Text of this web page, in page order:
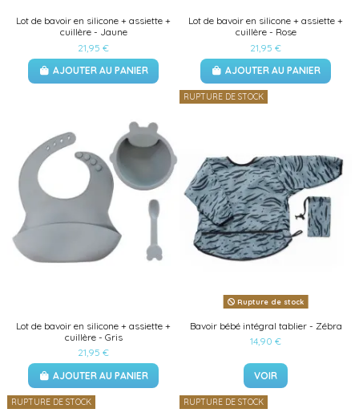
Lot de bavoir en silicone + assiette +
cuillère - Jaune
21,95 €
AJOUTER AU PANIER
Lot de bavoir en silicone + assiette +
cuillère - Rose
21,95 €
AJOUTER AU PANIER
Lot de bavoir en silicone + assiette +
cuillère - Gris
21,95 €
AJOUTER AU PANIER
RUPTURE DE STOCK
Rupture de stock
Bavoir bébé intégral tablier - Zébra
14,90 €
VOIR
RUPTURE DE STOCK RUPTURE DE STOCK